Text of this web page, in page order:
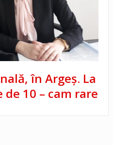
în Argeș. La
10 – cam rare